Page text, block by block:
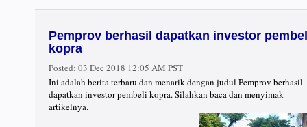
Pemprov berhasil dapatkan investor
kopra
Posted: 03 Dec 2018 12:05 AM PST
Ini adalah berita terbaru dan menarik dengan judul Pemprov berhasil
dapatkan investor pembeli kopra. Silahkan baca dan menyimak
artikelnya.